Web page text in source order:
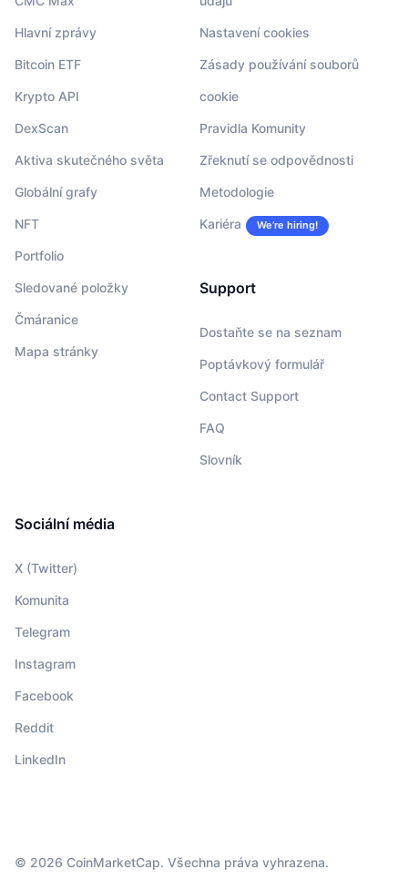
Hlavní zprávy
Bitcoin ETF
Krypto API
DexScan
Aktiva skutečného světa
Globální grafy
NFT
Portfolio
Sledované položky
Čmáranice
Mapa stránky
Nastavení cookies
Zásady používání souborů
cookie
Pravidla Komunity
Zřeknutí se odpovědnosti
Metodologie
Kariéra We’re hiring!
Support
Dostaňte se na seznam
Poptávkový formulář
Contact Support
FAQ
Slovník
Sociální média
X (Twitter)
Komunita
Telegram
Instagram
Facebook
Reddit
LinkedIn
© 2026 CoinMarketCap. Všechna práva vyhrazena.